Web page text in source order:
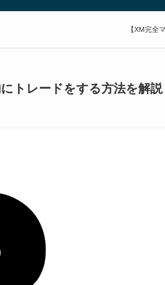
【XM完全
トレードをする方法を解説